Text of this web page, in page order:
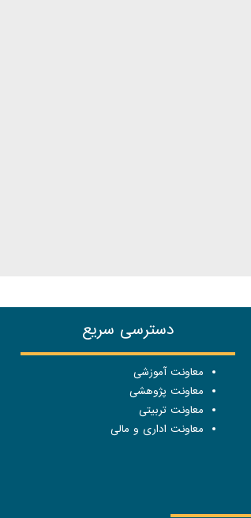
دسترسی سریع
معاونت آموزشی
معاونت پژوهشی
معاونت تربیتی
معاونت اداری و مالی